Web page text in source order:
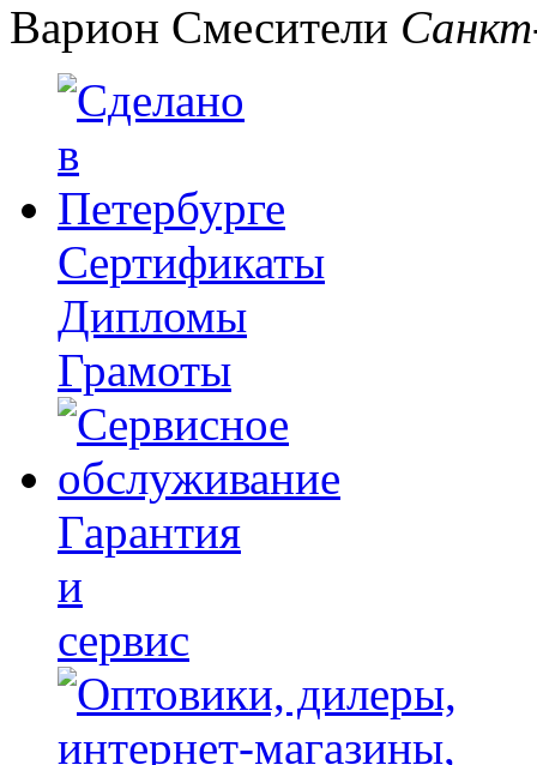
Варион Смесители
Сертификаты
Дипломы
Грамоты
Гарантия
и
сервис